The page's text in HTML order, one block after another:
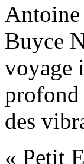
Buyce
voyage
profond
des
« Petit